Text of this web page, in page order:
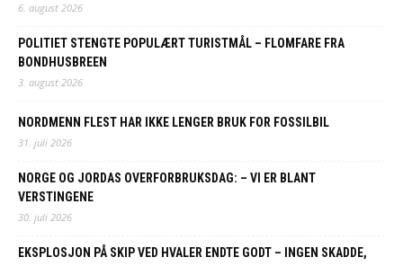
6. august 2026
POLITIET STENGTE POPULÆRT TURISTMÅL – FLOMFARE FRA
BONDHUSBREEN
3. august 2026
NORDMENN FLEST HAR IKKE LENGER BRUK FOR FOSSILBIL
31. juli 2026
NORGE OG JORDAS OVERFORBRUKSDAG: – VI ER BLANT
VERSTINGENE
30. juli 2026
EKSPLOSJON PÅ SKIP VED HVALER ENDTE GODT – INGEN SKADDE,